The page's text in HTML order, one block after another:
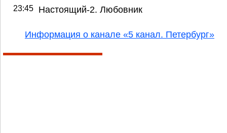
23:45 Настоящий-2. Любовник
Информация о канале «5 канал. Петербург»